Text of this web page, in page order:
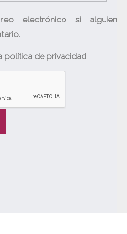
electrónico si alguien
política de privacidad